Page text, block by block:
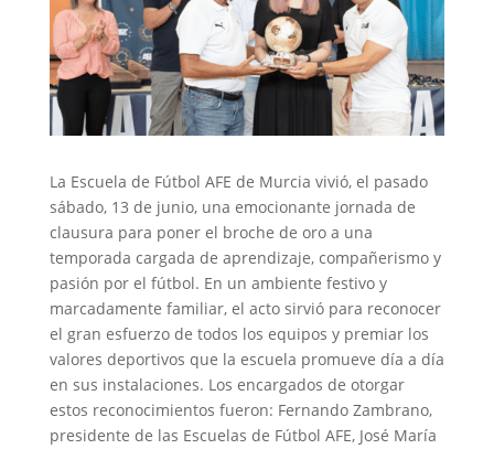
La Escuela de Fútbol AFE de Murcia vivió, el pasado
sábado, 13 de junio, una emocionante jornada de
clausura para poner el broche de oro a una
temporada cargada de aprendizaje, compañerismo y
pasión por el fútbol. En un ambiente festivo y
marcadamente familiar, el acto sirvió para reconocer
el gran esfuerzo de todos los equipos y premiar los
valores deportivos que la escuela promueve día a día
en sus instalaciones. Los encargados de otorgar
estos reconocimientos fueron: Fernando Zambrano,
presidente de las Escuelas de Fútbol AFE, José María